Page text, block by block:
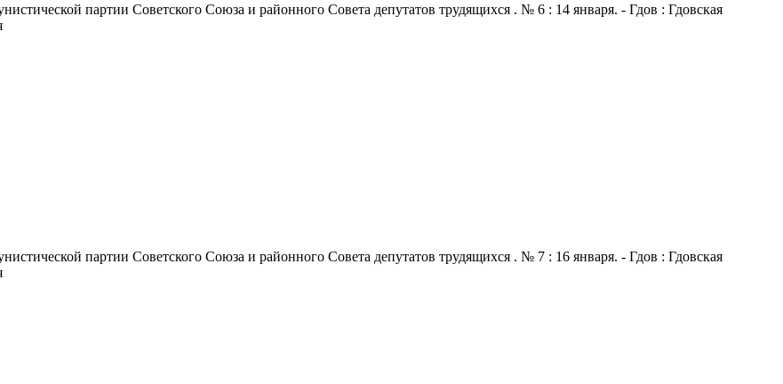
партии Советского Союза и районного Совета депутатов трудящихся . № 6 : 14 января. - Гдов : Гдовская
партии Советского Союза и районного Совета депутатов трудящихся . № 7 : 16 января. - Гдов : Гдовская